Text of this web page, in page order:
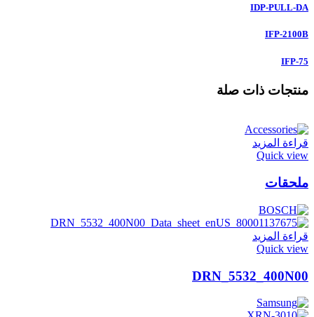
IDP-PULL-DA
IFP-2100B
IFP-75
منتجات ذات صلة
قراءة المزيد
Quick view
ملحقات
قراءة المزيد
Quick view
DRN_5532_400N00